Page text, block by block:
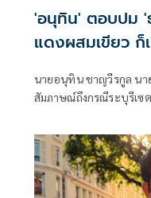
'อนุทิน' ตอบปม '
แดงผสมเขียว ก็
นายอนุทิน ชาญวีรกูล นา
สัมภาษณ์ถึงกรณีระบุรีเซ